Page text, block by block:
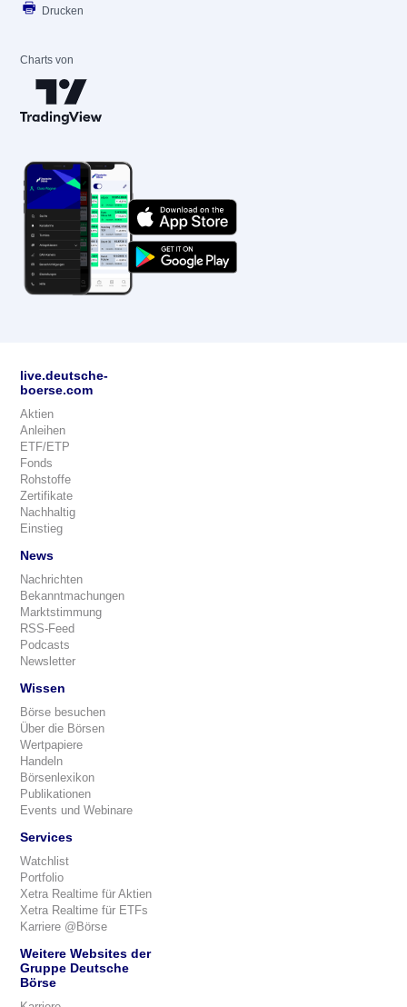
Drucken
Charts von
live.deutsche-
boerse.com
Aktien
Anleihen
ETF/ETP
Fonds
Rohstoffe
Zertifikate
Nachhaltig
Einstieg
News
Nachrichten
Bekanntmachungen
Marktstimmung
RSS-Feed
Podcasts
Newsletter
Wissen
Börse besuchen
Über die Börsen
Wertpapiere
Handeln
Börsenlexikon
Publikationen
Events und Webinare
Services
Watchlist
Portfolio
Xetra Realtime für Aktien
Xetra Realtime für ETFs
Karriere @Börse
Weitere Websites der
Gruppe Deutsche
Börse